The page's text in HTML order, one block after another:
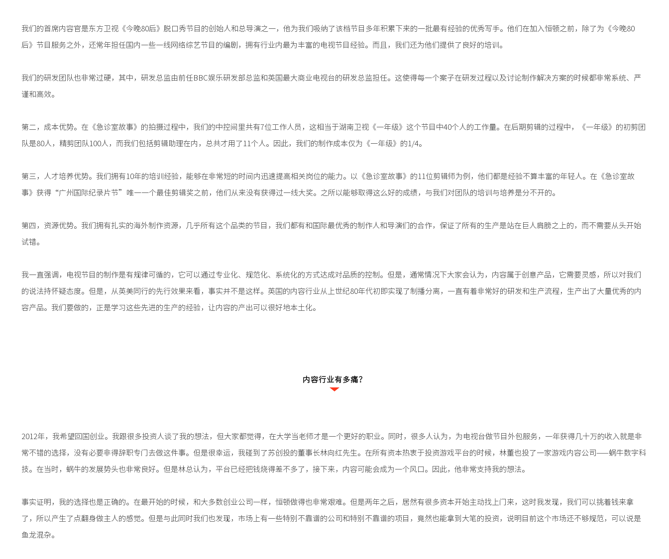
我们的首席内容官是东方卫视《今晚80后》脱口秀节目的创始人和总导演之一，他为我们吸纳了该档节目多年积累下来的一批最有经验的优秀写手。他们在加入恒顿之前，除了为《今晚80
后》节目服务之外，还常年担任国内一些一线网络综艺节目的编剧，拥有行业内最为丰富的电视节目经验。而且，我们还为他们提供了良好的培训。
我们的研发团队也非常过硬，其中，研发总监由前任BBC娱乐研发部总监和英国最大商业电视台的研发总监担任。这使得每一个案子在研发过程以及讨论制作解决方案的时候都非常系统、严
谨和高效。
第二，成本优势。在《急诊室故事》的拍摄过程中，我们的中控间里共有7位工作人员，这相当于湖南卫视《一年级》这个节目中40个人的工作量。在后期剪辑的过程中，《一年级》的初剪团
队是80人，精剪团队100人，而我们包括剪辑助理在内，总共才用了11个人。因此，我们的制作成本仅为《一年级》的1/4。
第三，人才培养优势。我们拥有10年的培训经验，能够在非常短的时间内迅速提高相关岗位的能力。以《急诊室故事》的11位剪辑师为例，他们都是经验不算丰富的年轻人。在《急诊室故
事》获得“广州国际纪录片节”唯一一个最佳剪辑奖之前，他们从来没有获得过一线大奖。之所以能够取得这么好的成绩，与我们对团队的培训与培养是分不开的。
第四，资源优势。我们拥有扎实的海外制作资源，几乎所有这个品类的节目，我们都有和国际最优秀的制作人和导演们的合作，保证了所有的生产是站在巨人肩膀之上的，而不需要从头开始
试错。
我一直强调，电视节目的制作是有规律可循的，它可以通过专业化、规范化、系统化的方式达成对品质的控制。但是，通常情况下大家会认为，内容属于创意产品，它需要灵感，所以对我们
的说法持怀疑态度。但是，从英美同行的先行效果来看，事实并不是这样。英国的内容行业从上世纪80年代初即实现了制播分离，一直有着非常好的研发和生产流程，生产出了大量优秀的内
容产品。我们要做的，正是学习这些先进的生产的经验，让内容的产出可以很好地本土化。
内容行业有多痛？
2012年，我希望回国创业。我跟很多投资人谈了我的想法，但大家都觉得，在大学当老师才是一个更好的职业。同时，很多人认为，为电视台做节目外包服务，一年获得几十万的收入就是非
常不错的选择，没有必要非得辞职专门去做这件事。但是很幸运，我碰到了苏创投的董事长林向红先生。在所有资本热衷于投资游戏平台的时候，林董也投了一家游戏内容公司——蜗牛数字科
技。在当时，蜗牛的发展势头也非常良好。但是林总认为，平台已经把钱烧得差不多了，接下来，内容可能会成为一个风口。因此，他非常支持我的想法。
事实证明，我的选择也是正确的。在最开始的时候，和大多数创业公司一样，恒顿做得也非常艰难。但是两年之后，居然有很多资本开始主动找上门来，这时我发现，我们可以挑着钱来拿
了，所以产生了点翻身做主人的感觉。但是与此同时我们也发现，市场上有一些特别不靠谱的公司和特别不靠谱的项目，竟然也能拿到大笔的投资，说明目前这个市场还不够规范，可以说是
鱼龙混杂。